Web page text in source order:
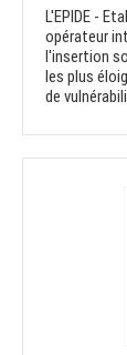
L'EPIDE -
opérateur
l'insertion
les plus
de